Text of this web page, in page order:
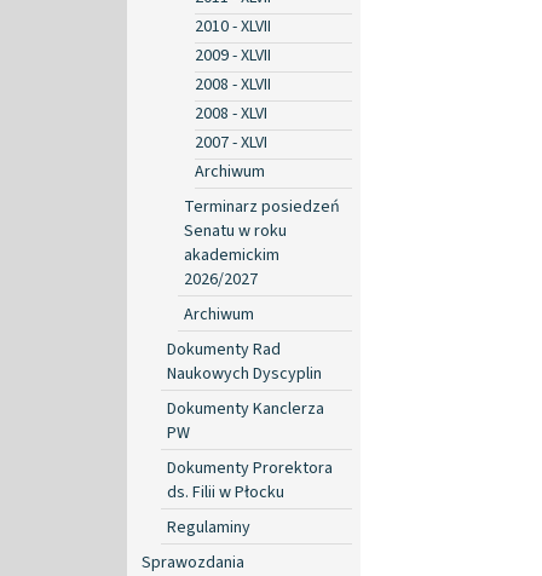
2010 - XLVII
2009 - XLVII
2008 - XLVII
2008 - XLVI
2007 - XLVI
Archiwum
Terminarz posiedzeń
Senatu w roku
akademickim
2026/2027
Archiwum
Dokumenty Rad
Naukowych Dyscyplin
Dokumenty Kanclerza
PW
Dokumenty Prorektora
ds. Filii w Płocku
Regulaminy
Sprawozdania